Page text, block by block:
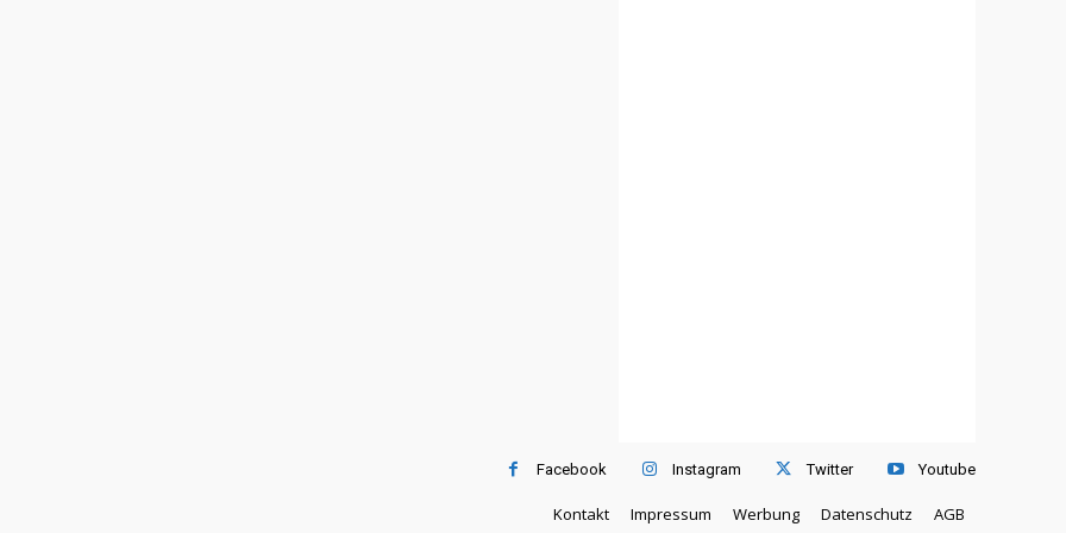
Facebook Instagram Twitter Youtube
Kontakt Impressum Werbung Datenschutz AGB